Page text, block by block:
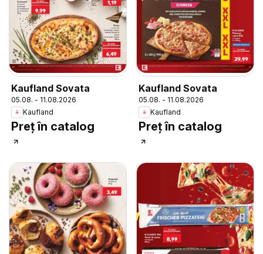
Kaufland Sovata
05.08. - 11.08.2026
Kaufland
Preț în catalog
Kaufland Sovata
05.08. - 11.08.2026
Kaufland
Preț în catalog